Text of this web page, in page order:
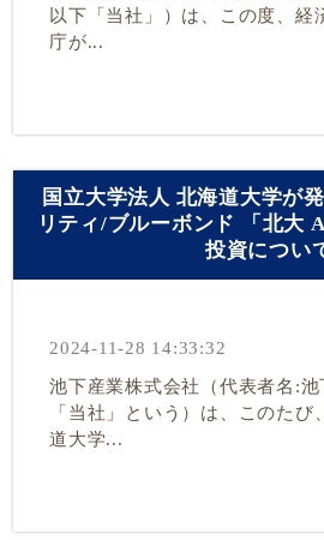
以下「当社」）は、この度、経
庁が...
国立大学法人 北海道大学が
リティ/ブルーボンド 「北大
投資につい
2024-11-28 14:33:32
池下産業株式会社（代表者名:
「当社」という）は、このた
道大学...